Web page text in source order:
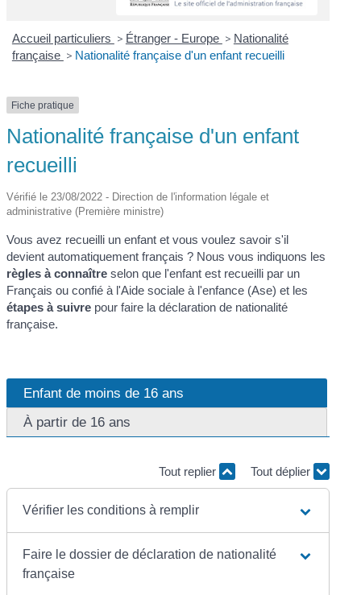
Accueil particuliers > Étranger - Europe > Nationalité
française > Nationalité française d'un enfant recueilli
Fiche pratique
Nationalité française d'un enfant
recueilli
Vérifié le 23/08/2022 - Direction de l'information légale et
administrative (Première ministre)
Vous avez recueilli un enfant et vous voulez savoir s'il
devient automatiquement français ? Nous vous indiquons les
règles à connaître selon que l'enfant est recueilli par un
Français ou confié à l'Aide sociale à l'enfance (Ase) et les
étapes à suivre pour faire la déclaration de nationalité
française.
Enfant de moins de 16 ans
À partir de 16 ans
Tout replier Tout déplier
Vérifier les conditions à remplir
Faire le dossier de déclaration de nationalité
française